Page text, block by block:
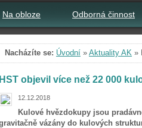
Na obloze Odborná činnost
Nacházíte se: Úvodní » Aktuality AK »
HST objevil více než 22 000
12.12.2018
Kulové hvězdokupy jsou
vázány do kulových